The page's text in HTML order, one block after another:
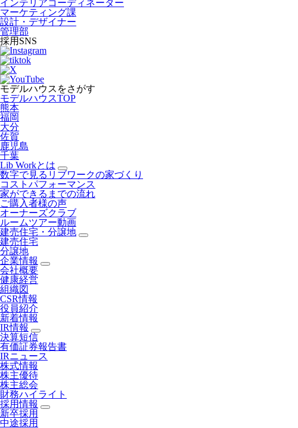
インテリアコーディネーター
マーケティング課
設計・デザイナー
管理部
採用SNS
モデルハウスをさがす
モデルハウスTOP
熊本
福岡
大分
佐賀
鹿児島
千葉
Lib Workとは
数字で見るリブワークの家づくり
コストパフォーマンス
家ができるまでの流れ
ご購入者様の声
オーナーズクラブ
ルームツアー動画
建売住宅・分譲地
建売住宅
分譲地
企業情報
会社概要
健康経営
組織図
CSR情報
役員紹介
新着情報
IR情報
決算短信
有価証券報告書
IRニュース
株式情報
株主優待
株主総会
財務ハイライト
採用情報
新卒採用
中途採用